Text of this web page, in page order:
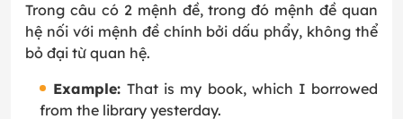
Trong câu có 2 mệnh đề, trong đó mệnh đề quan
hệ nối với mệnh đề chính bởi dấu phẩy, không thể
bỏ đại từ quan hệ.
Example:That is my book, which I borrowed
from the library yesterday.